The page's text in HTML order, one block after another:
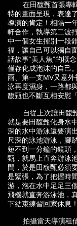
在田馥甄首張專輯
特的畫面呈現，表達
導演的肯定！相隔一
軒合作，執導第二波
中一個女生揮別一段
福，讓自己可以獨自
話故事“美人魚”的概
僅存化成泡沫的自己
雨、第一支MV又意
泳再度濕身，一路都
馥甄也不斷互相安慰
自從上次讓田馥甄
就是要田馥甄化身水
深的水中游泳還要演
尺深的泳池游泳，腳
短不到一分鐘的鏡頭
甄，就馬上直奔游泳
間，於是田馥甄必須
是緊張，為了把握時
游，泡在水中足足三
飛機就直奔游泳池，
下結束練習回家休息！
拍攝當天導演租借